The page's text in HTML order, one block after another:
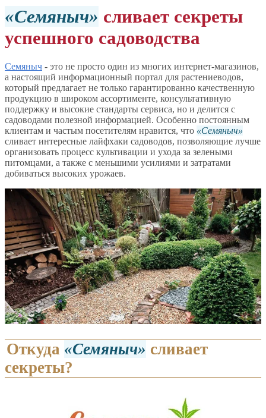
Семяныч
сливает секреты
успешного садоводства
Семяныч - это не просто один из многих интернет-магазинов,
а настоящий информационный портал для растениеводов,
который предлагает не только гарантированно качественную
продукцию в широком ассортименте, консультативную
поддержку и высокие стандарты сервиса, но и делится с
садоводами полезной информацией. Особенно постоянным
клиентам и частым посетителям нравится, что
Семяныч
сливает интересные лайфхаки садоводов, позволяющие лучше
организовать процесс культивации и ухода за зелеными
питомцами, а также с меньшими усилиями и затратами
добиваться высоких урожаев.
Откуда Семяныч
сливает
секреты?